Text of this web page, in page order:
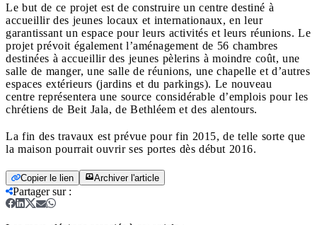
Le but de ce projet est de construire un centre destiné à
accueillir des jeunes locaux et internationaux, en leur
garantissant un espace pour leurs activités et leurs réunions. Le
projet prévoit également l’aménagement de 56 chambres
destinées à accueillir des jeunes pèlerins à moindre coût, une
salle de manger, une salle de réunions, une chapelle et d’autres
espaces extérieurs (jardins et du parkings). Le nouveau
centre représentera une source considérable d’emplois pour les
chrétiens de Beit Jala, de Bethléem et des alentours.
La fin des travaux est prévue pour fin 2015, de telle sorte que
la maison pourrait ouvrir ses portes dès début 2016.
Copier le lien Archiver l'article
Partager sur: